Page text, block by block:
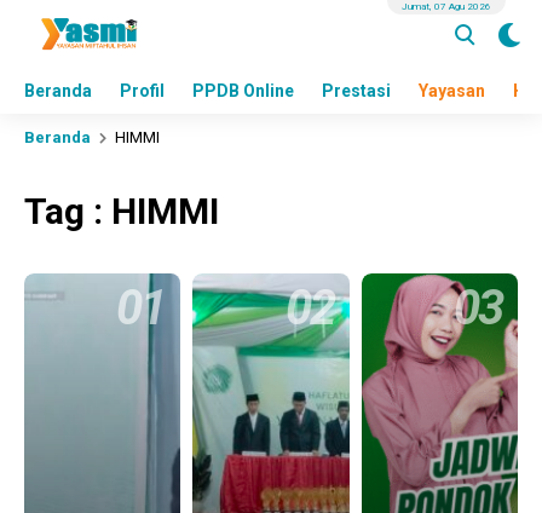
Beranda Profil PPDB Online Prestasi Yayasan
Jumat, 07 Agu 2026
Beranda HIMMI
Tag : HIMMI